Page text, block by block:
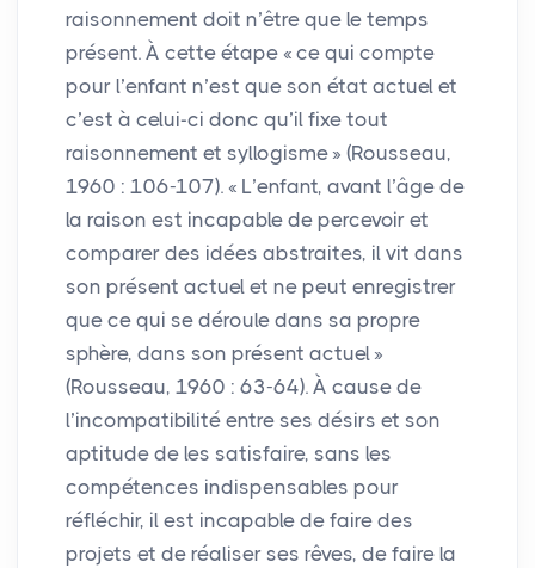
raisonnement doit n’être que le temps
présent. À cette étape « ce qui compte
pour l’enfant n’est que son état actuel et
c’est à celui-ci donc qu’il fixe tout
raisonnement et syllogisme » (Rousseau,
1960 : 106-107). « L’enfant, avant l’âge de
la raison est incapable de percevoir et
comparer des idées abstraites, il vit dans
son présent actuel et ne peut enregistrer
que ce qui se déroule dans sa propre
sphère, dans son présent actuel »
(Rousseau, 1960 : 63-64). À cause de
l’incompatibilité entre ses désirs et son
aptitude de les satisfaire, sans les
compétences indispensables pour
réfléchir, il est incapable de faire des
projets et de réaliser ses rêves, de faire la